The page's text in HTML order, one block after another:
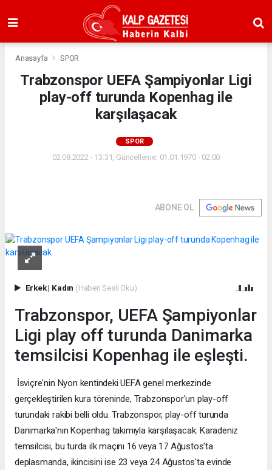
Anasayfa SPOR
Trabzonspor UEFA Şampiyonlar Ligi
play-off turunda Kopenhag ile
karşılaşacak
SPOR
02.08.2022 - 13:31, Güncelleme: 01.01.1970 - 02:00
ABONE OL
Erkek| Kadın (Haberi Sesli Oku)
Trabzonspor, UEFA Şampiyonlar
Ligi play off turunda Danimarka
temsilcisi Kopenhag ile eşleşti.
İsviçre'nin Nyon kentindeki UEFA genel merkezinde
gerçekleştirilen kura töreninde, Trabzonspor'un play-off
turundaki rakibi belli oldu. Trabzonspor, play-off turunda
Danimarka'nın Kopenhag takımıyla karşılaşacak. Karadeniz
temsilcisi, bu turda ilk maçını 16 veya 17 Ağustos'ta
deplasmanda, ikincisini ise 23 veya 24 Ağustos'ta evinde